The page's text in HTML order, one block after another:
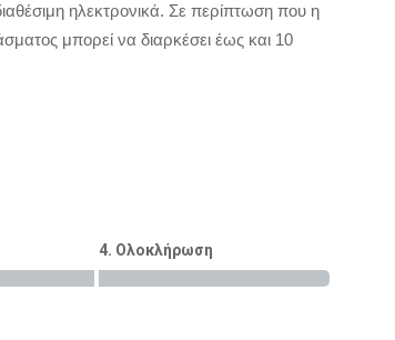
ηλεκτρονικά. Σε περίπτωση που η
μπορεί να διαρκέσει έως και 10
4. Ολοκλήρωση